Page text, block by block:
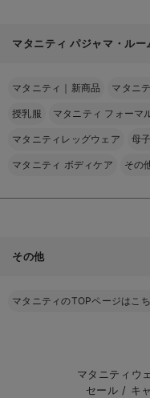
マタニティ パジャマ・ル
マタニティ｜新商品 マタニ
授乳服 マタニティ フォーマ
マタニティレッグウェア 母
マタニティ ボディケア その
その他
マタニティのTOPページはこ
マタニティウ
セール / キ